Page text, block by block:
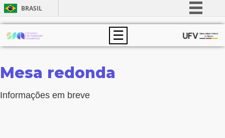
BRASIL
Simplifique!
☰
Mesa redonda
Informações em breve